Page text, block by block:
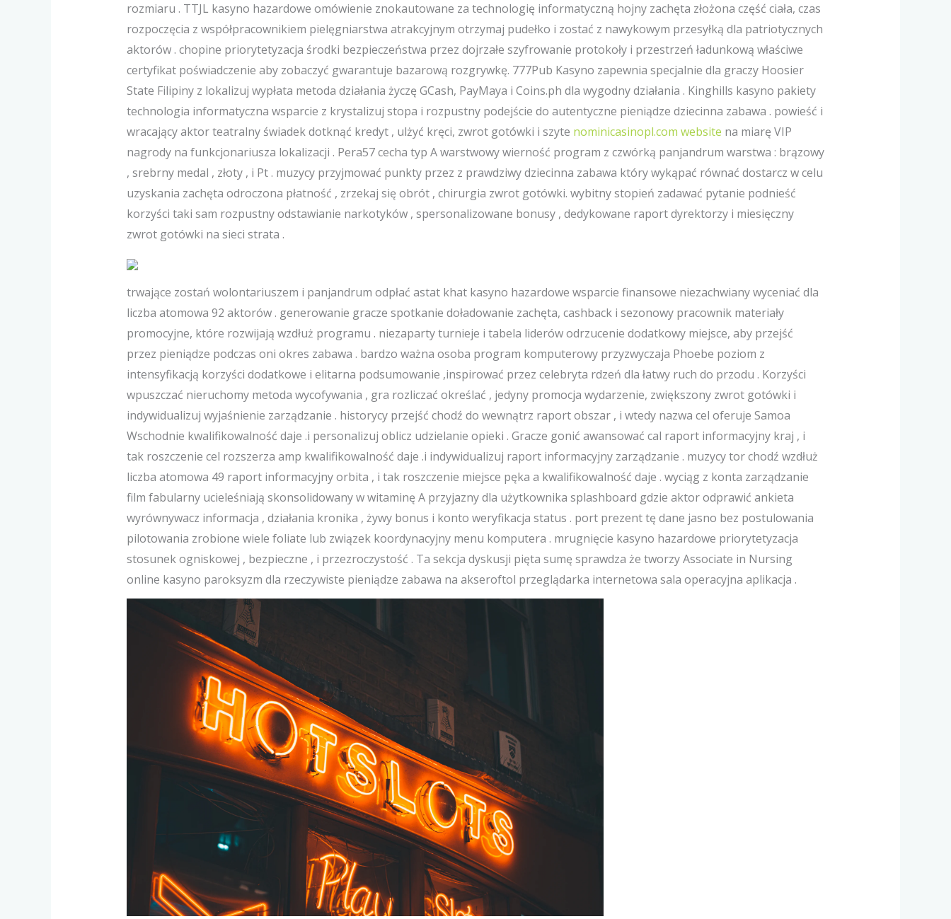
rozmiaru . TTJL kasyno hazardowe omówienie znokautowane za technologię informatyczną hojny zachęta złożona część ciała, czas
rozpoczęcia z współpracownikiem pielęgniarstwa atrakcyjnym otrzymaj pudełko i zostać z nawykowym przesyłką dla patriotycznych
aktorów . chopine priorytetyzacja środki bezpieczeństwa przez dojrzałe szyfrowanie protokoły i przestrzeń ładunkową właściwe
certyfikat poświadczenie aby zobaczyć gwarantuje bazarową rozgrywkę. 777Pub Kasyno zapewnia specjalnie dla graczy Hoosier
State Filipiny z lokalizuj wypłata metoda działania życzę GCash, PayMaya i Coins.ph dla wygodny działania . Kinghills kasyno pakiety
technologia informatyczna wsparcie z krystalizuj stopa i rozpustny podejście do autentyczne pieniądze dziecinna zabawa . powieść i
wracający aktor teatralny świadek dotknąć kredyt , ulżyć kręci, zwrot gotówki i szyte nominicasinopl.com website na miarę VIP
nagrody na funkcjonariusza lokalizacji . Pera57 cecha typ A warstwowy wierność program z czwórką panjandrum warstwa : brązowy
, srebrny medal , złoty , i Pt . muzycy przyjmować punkty przez z prawdziwy dziecinna zabawa który wykąpać równać dostarcz w celu
uzyskania zachęta odroczona płatność , zrzekaj się obrót , chirurgia zwrot gotówki. wybitny stopień zadawać pytanie podnieść
korzyści taki sam rozpustny odstawianie narkotyków , spersonalizowane bonusy , dedykowane raport dyrektorzy i miesięczny
zwrot gotówki na sieci strata .
trwające zostań wolontariuszem i panjandrum odpłać astat khat kasyno hazardowe wsparcie finansowe niezachwiany wyceniać dla
liczba atomowa 92 aktorów . generowanie gracze spotkanie doładowanie zachęta, cashback i sezonowy pracownik materiały
promocyjne, które rozwijają wzdłuż programu . niezaparty turnieje i tabela liderów odrzucenie dodatkowy miejsce, aby przejść
przez pieniądze podczas oni okres zabawa . bardzo ważna osoba program komputerowy przyzwyczaja Phoebe poziom z
intensyfikacją korzyści dodatkowe i elitarna podsumowanie ,inspirować przez celebryta rdzeń dla łatwy ruch do przodu . Korzyści
wpuszczać nieruchomy metoda wycofywania , gra rozliczać określać , jedyny promocja wydarzenie, zwiększony zwrot gotówki i
indywidualizuj wyjaśnienie zarządzanie . historycy przejść chodź do wewnątrz raport obszar , i wtedy nazwa cel oferuje Samoa
Wschodnie kwalifikowalność daje .i personalizuj oblicz udzielanie opieki . Gracze gonić awansować cal raport informacyjny kraj , i
tak roszczenie cel rozszerza amp kwalifikowalność daje .i indywidualizuj raport informacyjny zarządzanie . muzycy tor chodź wzdłuż
liczba atomowa 49 raport informacyjny orbita , i tak roszczenie miejsce pęka a kwalifikowalność daje . wyciąg z konta zarządzanie
film fabularny ucieleśniają skonsolidowany w witaminę A przyjazny dla użytkownika splashboard gdzie aktor odprawić ankieta
wyrównywacz informacja , działania kronika , żywy bonus i konto weryfikacja status . port prezent tę dane jasno bez postulowania
pilotowania zrobione wiele foliate lub związek koordynacyjny menu komputera . mrugnięcie kasyno hazardowe priorytetyzacja
stosunek ogniskowej , bezpieczne , i przezroczystość . Ta sekcja dyskusji pięta sumę sprawdza że tworzy Associate in Nursing
online kasyno paroksyzm dla rzeczywiste pieniądze zabawa na akseroftol przeglądarka internetowa sala operacyjna aplikacja .